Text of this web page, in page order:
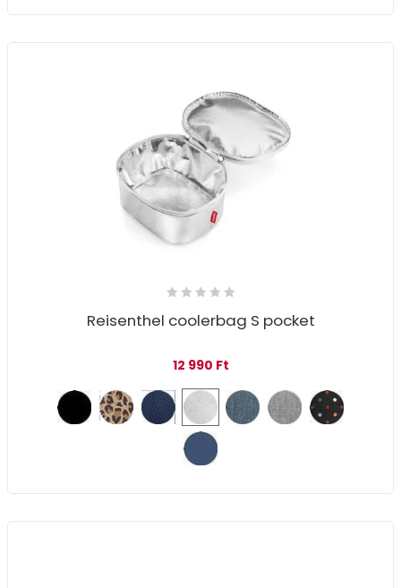
Reisenthel coolerbag S pocket
12 990 Ft